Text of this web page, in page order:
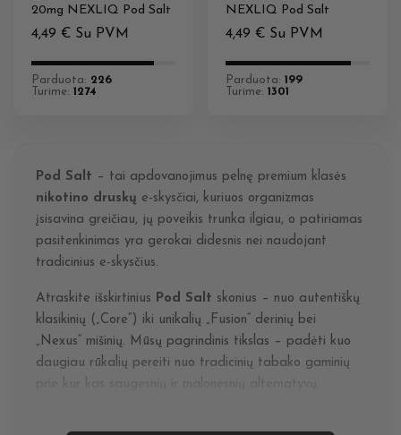
20mg NEXLIQ Pod Salt
4,49 € Su PVM
Parduota: 226
Turime: 1274
NEXLIQ Pod Salt
4,49 € Su PVM
Parduota: 199
Turime: 1301
Pod Salt – tai apdovanojimus pelnę premium klasės
nikotino druskų e-skysčiai, kuriuos organizmas
įsisavina greičiau, jų poveikis trunka ilgiau, o patiriamas
pasitenkinimas yra gerokai didesnis nei naudojant
tradicinius e-skysčius.
Atraskite išskirtinius Pod Salt skonius – nuo autentiškų
klasikinių („Core“) iki unikalių „Fusion“ derinių bei
„Nexus“ mišinių. Mūsų pagrindinis tikslas – padėti kuo
daugiau rūkalių pereiti nuo tradicinių tabako gaminių